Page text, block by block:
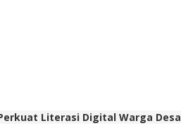
Literasi Digital Warga Desa